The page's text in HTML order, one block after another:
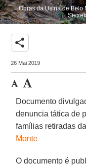
Obras da Usina de Belo
share
26 Mai 2019
Documento
denuncia tática de
famílias retiradas
Monte
O documento é